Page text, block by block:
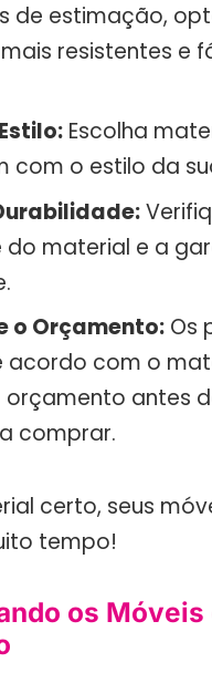
de estimação,
resistentes e
Escolha
com o estilo da
do material e a
o Orçamento: Os
acordo com o
orçamento antes
comprar.
certo, seus
tempo!
os Móveis